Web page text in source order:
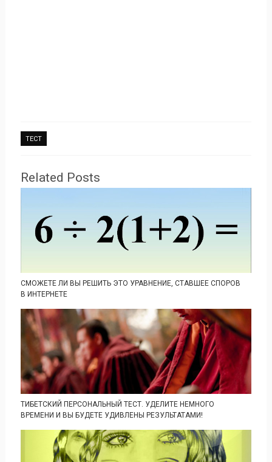
ТЕСТ
Related Posts
СМОЖЕТЕ ЛИ ВЫ РЕШИТЬ ЭТО УРАВНЕНИЕ, СТАВШЕЕ СПОРОВ
В ИНТЕРНЕТЕ
ТИБЕТСКИЙ ПЕРСОНАЛЬНЫЙ ТЕСТ. УДЕЛИТЕ НЕМНОГО
ВРЕМЕНИ И ВЫ БУДЕТЕ УДИВЛЕНЫ РЕЗУЛЬТАТАМИ!